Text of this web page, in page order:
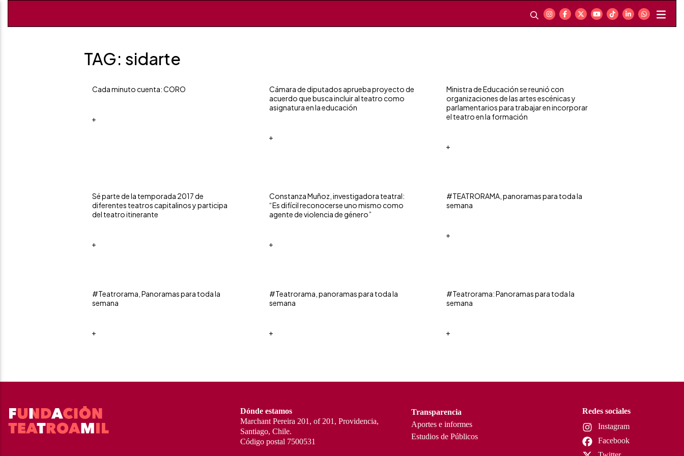
TAG: sidarte
Cada minuto cuenta: CORO
+
Cámara de diputados aprueba proyecto de
acuerdo que busca incluir al teatro como
asignatura en la educación
+
Ministra de Educación se reunió con
organizaciones de las artes escénicas y
parlamentarios para trabajar en incorporar
el teatro en la formación
+
Sé parte de la temporada 2017 de
diferentes teatros capitalinos y participa
del teatro itinerante
+
Constanza Muñoz, investigadora teatral:
“Es difícil reconocerse uno mismo como
agente de violencia de género”
+
#TEATRORAMA, panoramas para toda la
semana
+
#Teatrorama, Panoramas para toda la
semana
+
#Teatrorama, panoramas para toda la
semana
+
#Teatrorama: Panoramas para toda la
semana
+
Dónde estamos
Marchant Pereira 201, of 201, Providencia,
Santiago, Chile.
Código postal 7500531
Transparencia
Aportes e informes
Estudios de Públicos
Redes sociales
Instagram
Facebook